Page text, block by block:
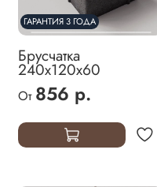
ГАРАНТИЯ 3 ГОДА
Брусчатка
240х120х60
От 856 р.